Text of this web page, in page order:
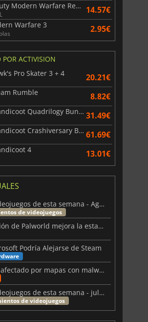
Call of Duty Modern Warfare Remastered 14.57€
Warfare 3 2.95€
ACTIVISION
Pro Skater 3 + 4
20.21€
Rumble 8.82€
Crash Bandicoot Quadrilogy Bundle 31.49€
Crash Bandicoot Crashiversary Bundle 61.69€
4 13.01€
Lanzamientos de videojuegos de esta semana - Agosto de 2026 (semana 32)
de videojuegos
La última actualización de Palworld mejora la estabilidad
Podría Alejarse de Steam
Meccha Chameleon afectado por mapas con malware y Discord
Lanzamientos de videojuegos de esta semana - julio 2026 (semana 31)
de videojuegos